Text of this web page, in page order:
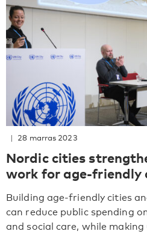
28 marras 2023
Nordic cities
work for age-friendly
Building age-friendly cities
can reduce public spending
and social care, while